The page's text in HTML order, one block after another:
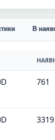
В
761
3319